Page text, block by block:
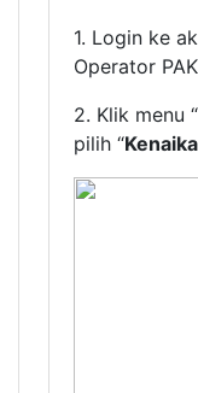
1. Login ke
Operator
2. Klik menu “
pilih “